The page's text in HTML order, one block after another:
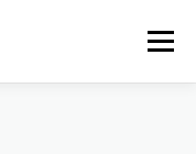
メニュー